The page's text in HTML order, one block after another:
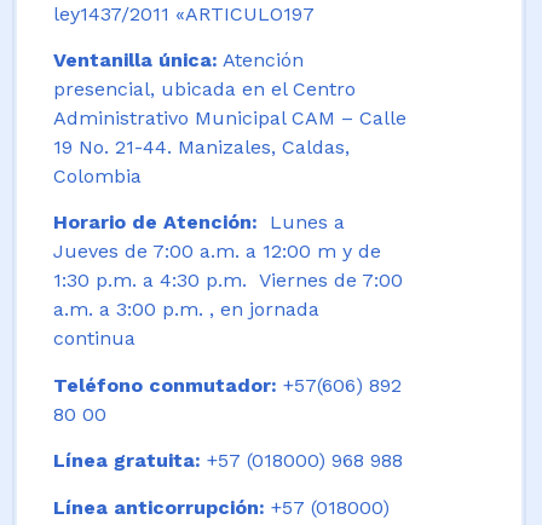
ley1437/2011 «ARTICULO197
Ventanilla única: Atención
presencial, ubicada en el Centro
Administrativo Municipal CAM – Calle
19 No. 21-44. Manizales, Caldas,
Colombia
Horario de Atención:
Lunes a
Jueves de 7:00 a.m. a 12:00 m y de
1:30 p.m. a 4:30 p.m. Viernes de 7:00
a.m. a 3:00 p.m. , en jornada
continua
Teléfono conmutador: +57(606) 892
80 00
Línea gratuita: +57 (018000) 968 988
Línea anticorrupción: +57 (018000)